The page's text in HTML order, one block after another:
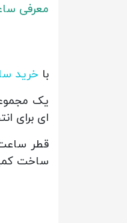
معرفی
با خرید
یک
ای برای
قطر ساعت دیواری
ساخت